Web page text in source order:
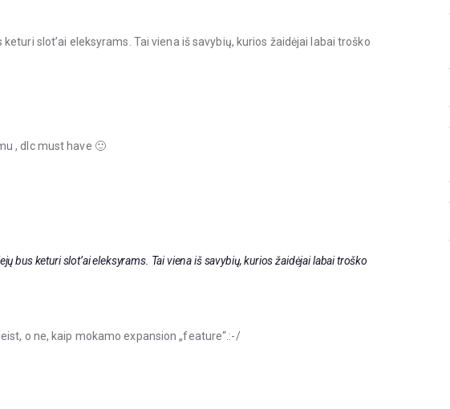
slot’ai eleksyrams. Tai viena iš savybių, kurios žaidėjai labai troško
, dlc must have 🙂
bus keturi slot’ai eleksyrams. Tai viena iš savybių, kurios žaidėjai labai troško
o ne, kaip mokamo expansion „feature“.:-/